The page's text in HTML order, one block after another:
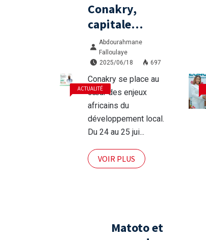
ACTUALITÉ
Conakry,
capitale
africaine du
financement
local : la Guinée
accueille le
colloque
international
sur le
financement du
développement
Abdourahmane
Falloulaye
2025/06/18
697
Conakry se place au
cœur des enjeux
africains du
développement local.
Du 24 au 25 jui...
VOIR PLUS
Matoto et